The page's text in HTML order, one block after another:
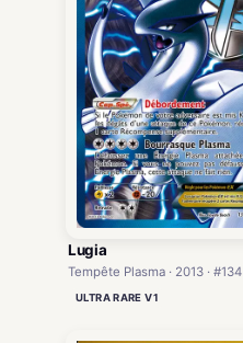
Lugia
Tempête Plasma · 2013 · #134
ULTRA RARE V1